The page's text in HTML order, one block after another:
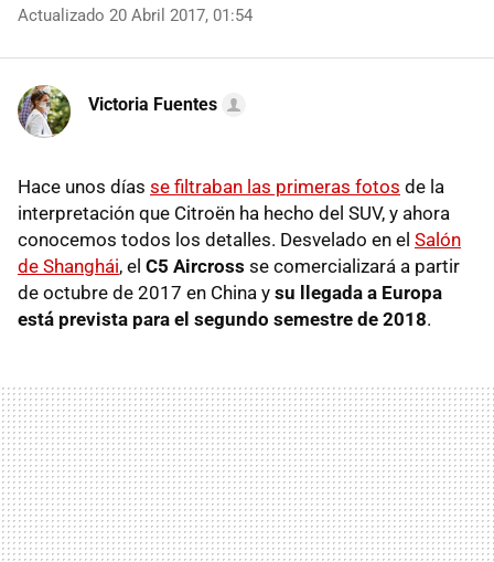
Actualizado 20 Abril 2017, 01:54
Victoria Fuentes
Hace unos días se filtraban las primeras fotos de la
interpretación que Citroën ha hecho del SUV, y ahora
conocemos todos los detalles. Desvelado en el Salón
de Shanghái, el C5 Aircross se comercializará a partir
de octubre de 2017 en China y su llegada a Europa
está prevista para el segundo semestre de 2018.